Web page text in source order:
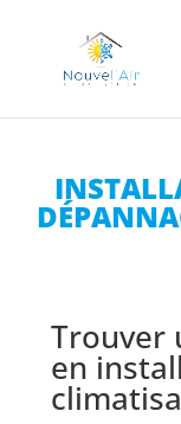
Trouver
en